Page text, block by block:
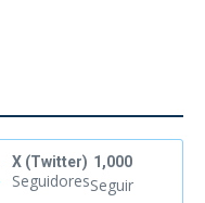
X (Twitter) 1,000
SeguidoresSeguir